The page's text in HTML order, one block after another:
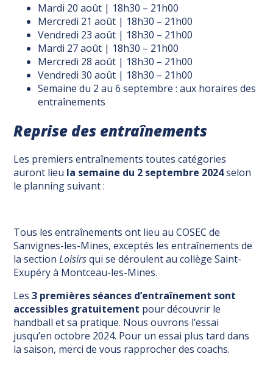
Mardi 20 août | 18h30 – 21h00
Mercredi 21 août | 18h30 – 21h00
Vendredi 23 août | 18h30 – 21h00
Mardi 27 août | 18h30 – 21h00
Mercredi 28 août | 18h30 – 21h00
Vendredi 30 août | 18h30 – 21h00
Semaine du 2 au 6 septembre : aux horaires des
entraînements
Reprise des entraînements
Les premiers entraînements toutes catégories
auront lieu la semaine du 2 septembre 2024selon
le planning suivant :
Tous les entraînements ont lieu au COSEC de
Sanvignes-les-Mines, exceptés les entraînements de
la sectionLoisirsqui se déroulent au collège Saint-
Exupéry à Montceau-les-Mines.
Les3 premières séances d’entraînement sont
accessibles gratuitement pour découvrir le
handball et sa pratique. Nous ouvrons l’essai
jusqu’en octobre 2024. Pour un essai plus tard dans
la saison, merci de vous rapprocher des coachs.